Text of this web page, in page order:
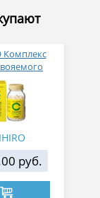
Комплекс
С 1000мг №
руб.